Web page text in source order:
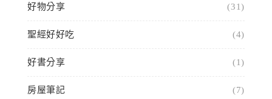
好物分享 (31)
聖經好好吃 (4)
好書分享 (1)
房屋筆記 (7)